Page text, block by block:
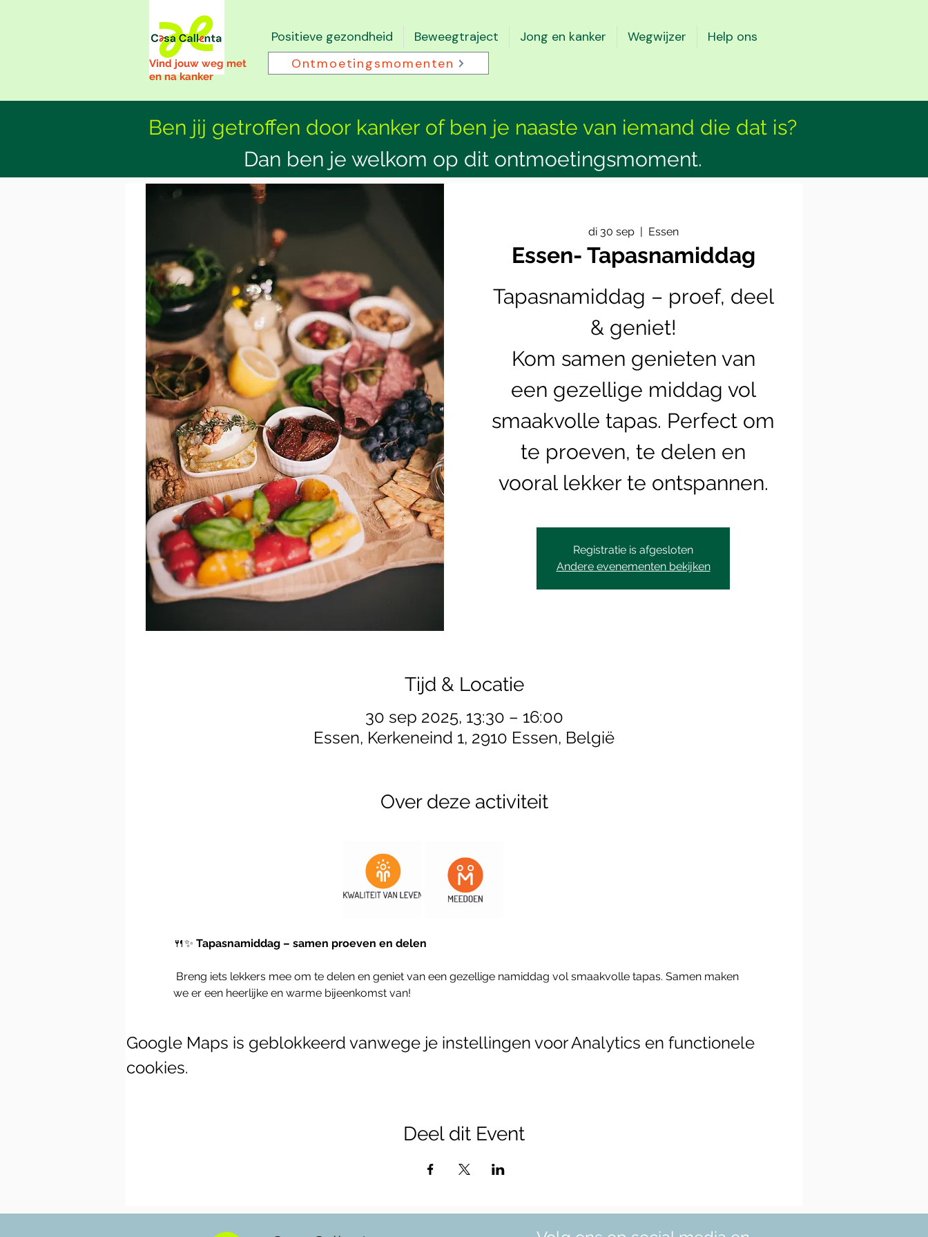
Positieve gezondheid Beweegtraject Jong en kanker Wegwijzer Help ons
Vind jouw weg met
en na kanker
Ontmoetingsmomenten
Ben jij getroffen door kanker of ben je naaste van iemand die dat is?
Dan ben je welkom op dit ontmoetingsmoment.
di 30 sep
  |
Essen
Essen- Tapasnamiddag
Tapasnamiddag – proef, deel
& geniet!
Kom samen genieten van
een gezellige middag vol
smaakvolle tapas. Perfect om
te proeven, te delen en
vooral lekker te ontspannen.
Registratie is afgesloten
Andere evenementen bekijken
Tijd & Locatie
30 sep 2025, 13:30 – 16:00
Essen, Kerkeneind 1, 2910 Essen, België
Over deze activiteit
🍴✨ Tapasnamiddag – samen proeven en delen
we er een heerlijke en warme bijeenkomst van!
Google Maps is geblokkeerd vanwege je instellingen voor Analytics en functionele
cookies.
Deel dit Event